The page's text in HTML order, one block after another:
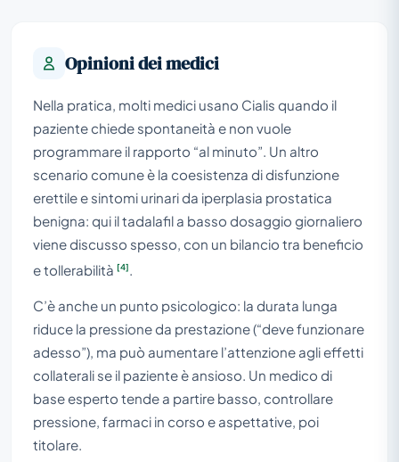
Opinioni dei medici
Nella pratica, molti medici usano Cialis quando il
paziente chiede spontaneità e non vuole
programmare il rapporto “al minuto”. Un altro
scenario comune è la coesistenza di disfunzione
erettile e sintomi urinari da iperplasia prostatica
benigna: qui il tadalafil a basso dosaggio giornaliero
viene discusso spesso, con un bilancio tra beneficio
e tollerabilità [4]
C’è anche un punto psicologico: la durata lunga
riduce la pressione da prestazione (“deve funzionare
adesso”), ma può aumentare l’attenzione agli effetti
collaterali se il paziente è ansioso. Un medico di
base esperto tende a partire basso, controllare
pressione, farmaci in corso e aspettative, poi
titolare.